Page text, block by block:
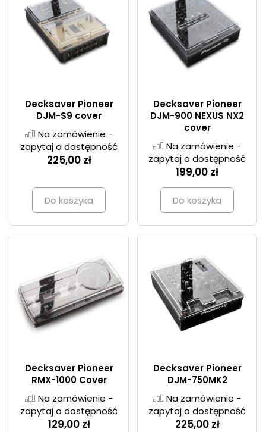
Decksaver Pioneer
DJM-S9 cover
Na zamówienie -
zapytaj o dostępność
225,00 zł
Do koszyka
Decksaver Pioneer
DJM-900 NEXUS NX2
cover
Na zamówienie -
zapytaj o dostępność
199,00 zł
Do koszyka
Decksaver Pioneer
RMX-1000 Cover
Na zamówienie -
zapytaj o dostępność
129,00 zł
Decksaver Pioneer
DJM-750MK2
Na zamówienie -
zapytaj o dostępność
225,00 zł